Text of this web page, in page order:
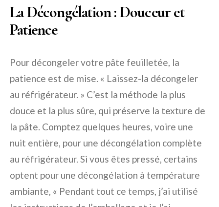
La Décongélation : Douceur et
Patience
Pour décongeler votre pâte feuilletée, la
patience est de mise. « Laissez-la décongeler
au réfrigérateur. » C’est la méthode la plus
douce et la plus sûre, qui préserve la texture de
la pâte. Comptez quelques heures, voire une
nuit entière, pour une décongélation complète
au réfrigérateur. Si vous êtes pressé, certains
optent pour une décongélation à température
ambiante, « Pendant tout ce temps, j’ai utilisé